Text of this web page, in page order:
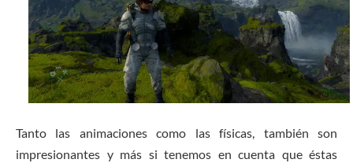
Tanto las animaciones como las físicas, también son
impresionantes y más si tenemos en cuenta que éstas